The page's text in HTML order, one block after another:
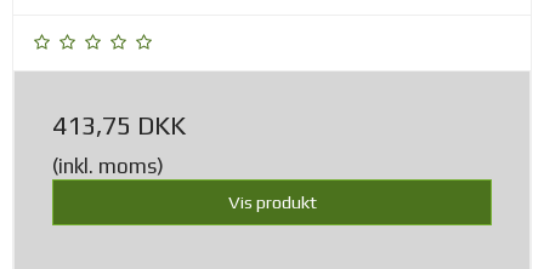
413,75 DKK
(inkl. moms)
Vis produkt